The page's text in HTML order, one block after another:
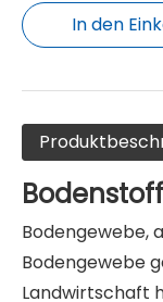
In den
Bodenstoff
Bodengewebe,
Bodengewebe
Landwirtschaft